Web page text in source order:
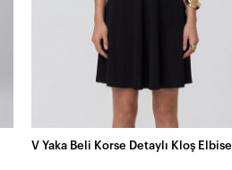
V Yaka Beli Korse Detaylı Kloş Elbise